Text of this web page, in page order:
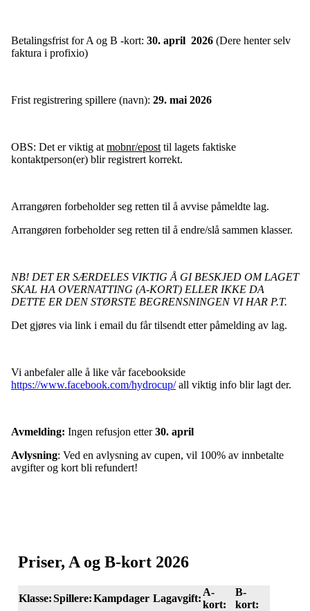
Betalingsfrist for A og B -kort: 30. april 2026 (Dere henter selv
faktura i profixio)
Frist registrering spillere (navn): 29. mai 2026
OBS: Det er viktig at mobnr/epost til lagets faktiske
kontaktperson(er) blir registrert korrekt.
Arrangøren forbeholder seg retten til å avvise påmeldte lag.
Arrangøren forbeholder seg retten til å endre/slå sammen klasser.
NB! DET ER SÆRDELES VIKTIG Å GI BESKJED OM LAGET
SKAL HA OVERNATTING (A-KORT) ELLER IKKE DA
DETTE ER DEN STØRSTE BEGRENSNINGEN VI HAR P.T.
Det gjøres via link i email du får tilsendt etter påmelding av lag.
Vi anbefaler alle å like vår facebookside
https://www.facebook.com/hydrocup/all viktig info blir lagt der.
Avmelding: Ingen refusjon etter30. april
Avlysning: Ved en avlysning av cupen, vil 100% av innbetalte
avgifter og kort bli refundert!
Priser, A og B-kort 2026
Klasse:Spillere:Kampdager Lagavgift:
A-
kort:
B-
kort: